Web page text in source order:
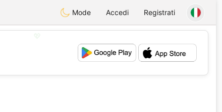
Mode Accedi Registrati
💕